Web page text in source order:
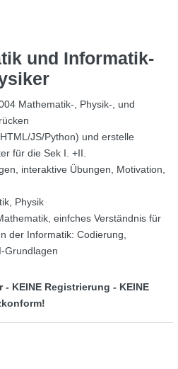
und Informatik-
Mathematik-, Physik-, und
JS/Python) und erstelle
für die Sek I. +II.
interaktive Übungen, Motivation,
Physik
einfches Verständnis für
der Informatik: Codierung,
Grundlagen
KEINE Registrierung - KEINE